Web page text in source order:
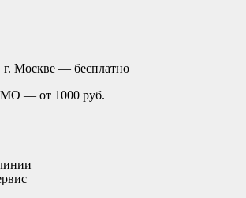
г. Москве — бесплатно
МО — от 1000 руб.